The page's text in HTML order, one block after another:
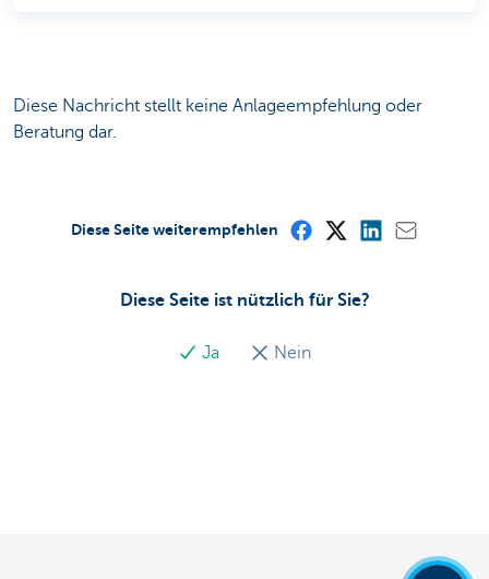
Diese Nachricht stellt keine Anlageempfehlung oder
Beratung dar.
Diese Seite ist nützlich für Sie?
Ja Nein
Diese Seite weiterempfehlen